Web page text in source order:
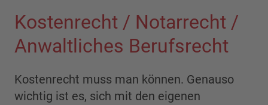
Kostenrecht / Notarrecht /
Anwaltliches Berufsrecht
Kostenrecht muss man können. Genauso
wichtig ist es, sich mit den eigenen